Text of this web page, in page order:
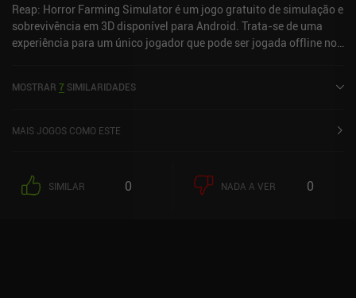
Reap: Horror Farming Simulator é um jogo gratuito de simulação e
sobrevivência em 3D disponível para Android. Trata-se de uma
experiência para um único jogador que pode ser jogada offline no
lançado em maio de 2025 e tem uma avaliação atual de 3,4 de 5,0
MOSTRAR 7 SIMILARIDADES
MAIS JOGOS COMO ESTE
SIMILAR 0 NADA A VER 0